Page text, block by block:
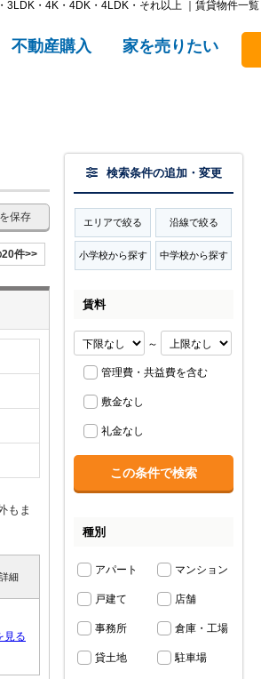
3LDK・4K・4DK・4LDK・それ以上 ｜賃貸物件一
不動産購入 家を売りたい
保存
件>>
もま
細
見る
検索条件の追加・変更
エリアで絞る 沿線で絞る
小学校から探す 中学校から探す
賃料
～
管理費・共益費を含む
敷金なし
礼金なし
種別
アパート マンション
戸建て 店舗
事務所 倉庫・工場
貸土地 駐車場